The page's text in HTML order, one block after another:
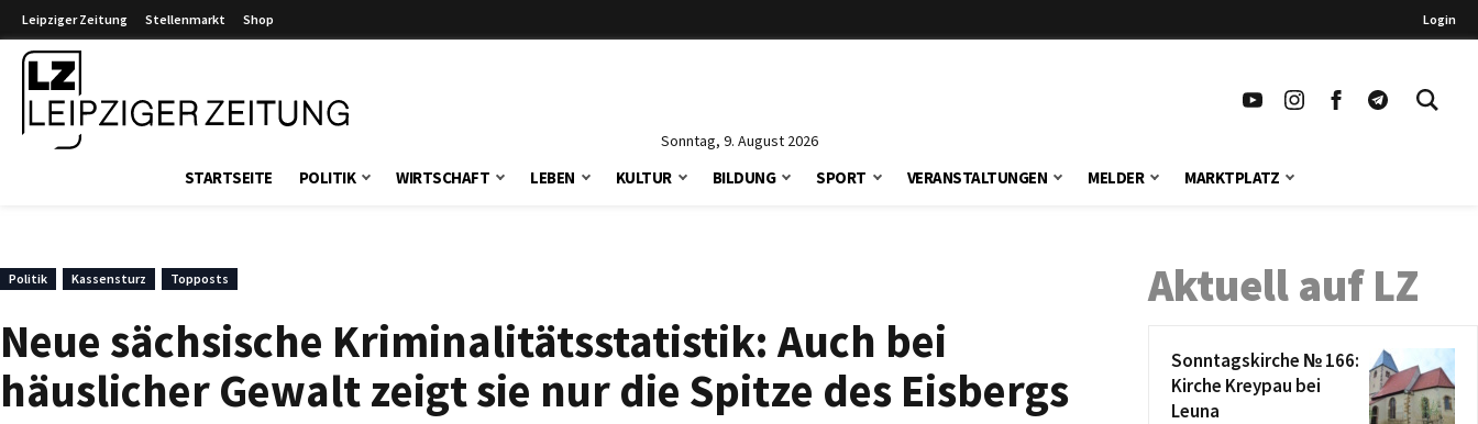
Leipziger Zeitung Stellenmarkt Shop Login
Sonntag, 9. August 2026
STARTSEITE POLITIK WIRTSCHAFT LEBEN KULTUR BILDUNG SPORT VERANSTALTUNGEN MELDER MARKTPLATZ
Politik Kassensturz Topposts
Neue sächsische Kriminalitätsstatistik: Auch bei
häuslicher Gewalt zeigt sie nur die Spitze des Eisbergs
Aktuell auf LZ
Sonntagskirche № 166:
Kirche Kreypau bei
Leuna